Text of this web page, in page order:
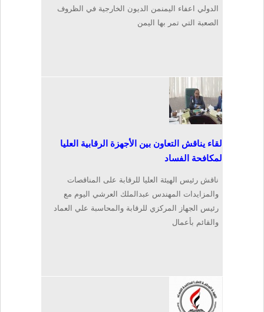
الدولي اعفاء اليمنمن الديون الخارجية في الظروف
الصعبة التي تمر بها اليمن
لقاء يناقش التعاون بين الأجهزة الرقابية العليا
لمكافحة الفساد
ناقش رئيس الهيئة العليا للرقابة على المناقصات
والمزايدات المهندس عبدالملك العرشي اليوم مع
رئيس الجهاز المركزي للرقابة والمحاسبة علي العماد
والقائم بأعمال